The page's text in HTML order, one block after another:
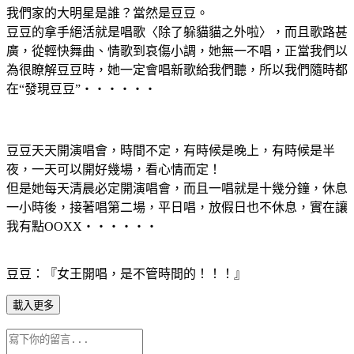
我們家的大明星是誰？當然是豆豆。
豆豆的拿手絕活就是唱歌〈除了躲貓貓之外啦〉，而且歌路甚
廣，從輕快舞曲、情歌到哀傷小調，她無一不唱，正當我們以
為很瞭解豆豆時，她一定會唱新歌給我們聽，所以我們隨時都
在“發現豆豆”‧‧‧‧‧‧
豆豆天天開演唱會，時間不定，有時候是晚上，有時候是半
夜，一天可以開好幾場，看心情而定！
但是她每天清晨必定開演唱會，而且一唱就是十幾分鐘，休息
一小時後，接著唱第二場，平日唱，放假日也不休息，實在讓
我有點OOXX‧‧‧‧‧‧
豆豆：『女王開唱，是不管時間的！！！』
載入更多